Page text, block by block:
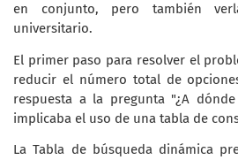
en conjunto, pero también
universitario.
El primer paso para resolver el
reducir el número total de
respuesta a la pregunta "¿A
implicaba el uso de una tabla de
La Tabla de búsqueda dinámica